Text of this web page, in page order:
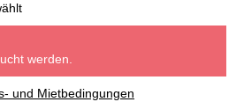
werden.
und Mietbedingungen